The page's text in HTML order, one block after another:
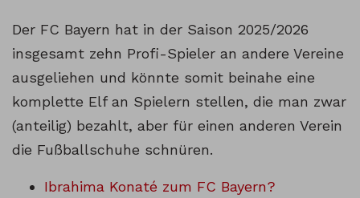
Der FC Bayern hat in der Saison 2025/2026
insgesamt zehn Profi-Spieler an andere Vereine
ausgeliehen und könnte somit beinahe eine
komplette Elf an Spielern stellen, die man zwar
(anteilig) bezahlt, aber für einen anderen Verein
die Fußballschuhe schnüren.
Ibrahima Konaté zum FC Bayern?